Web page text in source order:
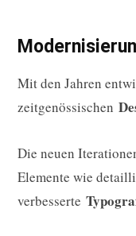
Mit den Jahren
zeitgenössischen
Die neuen
Elemente wie
verbesserte